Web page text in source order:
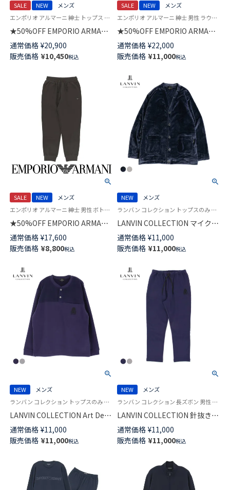
SALE NEW
メンズ
エンポリオ アルマーニ 紳士 トップス 公式
★50%OFF EMPORIO ARMANI
BASIC TERRY HOODED ベーシ
ック テリー フーディー パーカ
ー 長袖 スウェット ラウンジウ
通常価格 ¥20,900
販売価格 ¥10,450税込
SALE NEW
メンズ
エンポリオ アルマーニ 紳士 男性 ラウンジウェア トップス パーカー
★50%OFF EMPORIO ARMANI
ICONIC PIQUET HOODED FULL
ZIP アイコニック ピケ ジップア
ップ フーディー スウェット EU
通常価格 ¥22,000
販売価格 ¥11,000税込
SALE NEW
メンズ
エンポリオ アルマーニ 紳士 男性 ボトムス ラウンジウェア ズボン
★50%OFF EMPORIO ARMANI
ICONIC PIQUET アイコニック
ピケ スウェット ロングパンツ
EUサイズ メンズ 54059820
通常価格 ¥17,600
販売価格 ¥8,800税込
NEW
メンズ
ランバン コレクション トップスのみ 部屋着 軽量 男性 紳士 ラウンジウェア
LANVIN COLLECTION マイクロ
ファイバーフリース カーディガ
ン【M Lサイズ】長袖 メンズ
54459027
通常価格 ¥11,000
販売価格 ¥11,000税込
NEW
メンズ
ランバン コレクション トップスのみ 男性 紳士 あたたかい 部屋着 ラウンジウェア
LANVIN COLLECTION Art Deco
針抜き裏シャギー 長袖 トップ
ス スウェットシャツ【M・Lサイ
ズ】 シーズンアート刺繍 メンズ
通常価格 ¥11,000
販売価格 ¥11,000税込
NEW
メンズ
ランバン コレクション 長ズボン 男性 紳士 部屋着 あたたかい ラウンジウェア
LANVIN COLLECTION 針抜き裏
シャギー ロング スウェットパ
ンツ シーズンアート刺繍 【M・L
サイズ】 メンズ 54456026
通常価格 ¥11,000
販売価格 ¥11,000税込